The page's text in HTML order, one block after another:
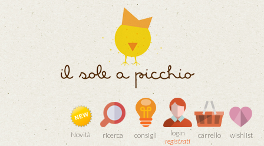
Novità ricerca consigli
login
registrati
carrello wishlist